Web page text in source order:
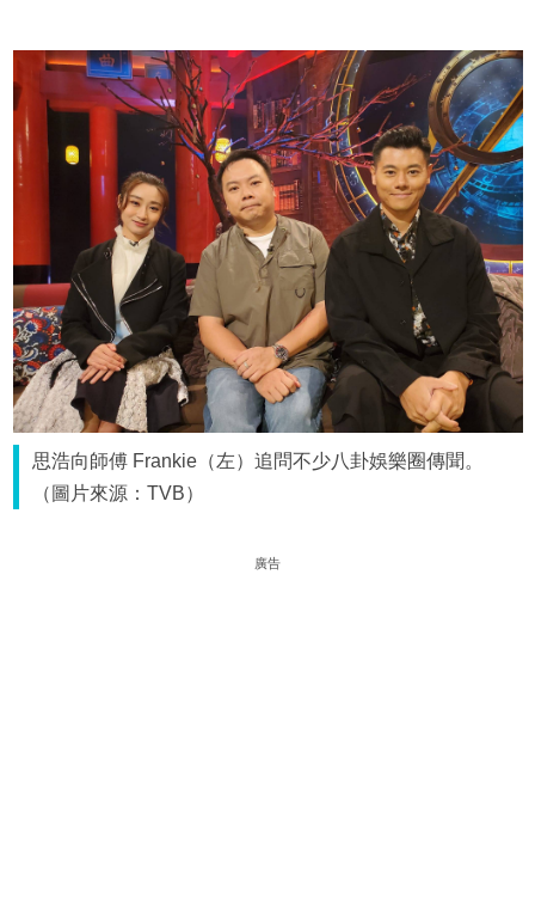
思浩向師傅 Frankie（左）追問不少八卦娛樂圈傳聞。
（圖片來源：TVB）
廣告